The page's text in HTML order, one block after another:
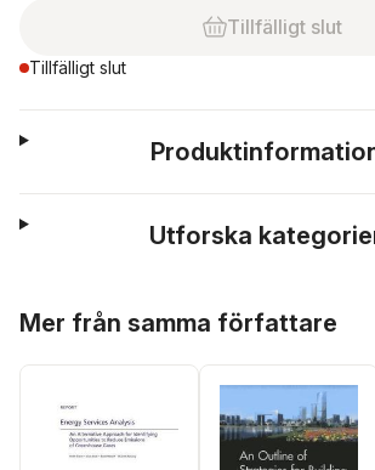
Tillfälligt slut
Tillfälligt slut
Utforska
Mer från samma författare